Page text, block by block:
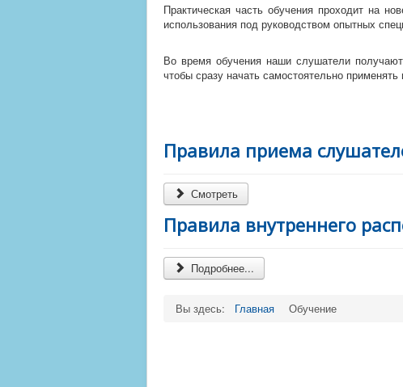
Практическая часть обучения проходит на
использования под руководством опытных
Во время обучения наши слушатели
чтобы сразу начать самостоятельно
Правила приема
Смотреть
Правила внутреннего
Подробнее...
Вы здесь: Главная Обучение